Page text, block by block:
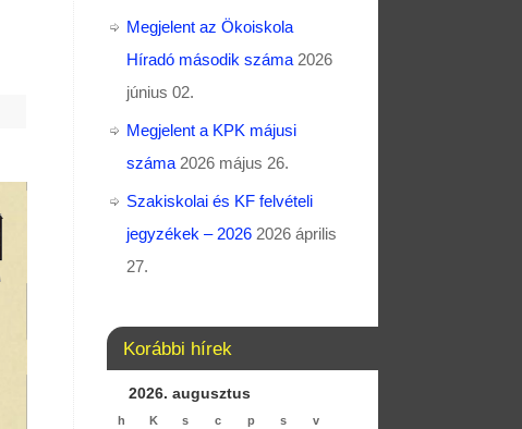
Megjelent az Ökoiskola
Híradó második száma 2026
június 02.
Megjelent a KPK májusi
száma 2026 május 26.
Szakiskolai és KF felvételi
jegyzékek – 2026 2026 április
27.
Korábbi hírek
2026. augusztus
h K s c p s v